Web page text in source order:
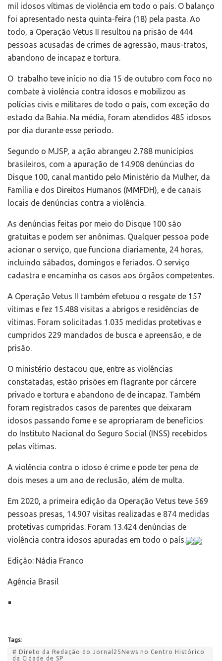
mil idosos vítimas de violência em todo o país. O balanço
foi apresentado nesta quinta-feira (18) pela pasta. Ao
todo, a Operação Vetus II resultou na prisão de 444
pessoas acusadas de crimes de agressão, maus-tratos,
abandono de incapaz e tortura.
O trabalho teve início no dia 15 de outubro com foco no
combate à violência contra idosos e mobilizou as
polícias civis e militares de todo o país, com exceção do
estado da Bahia. Na média, foram atendidos 485 idosos
por dia durante esse período.
Segundo o MJSP, a ação abrangeu 2.788 municípios
brasileiros, com a apuração de 14.908 denúncias do
Disque 100, canal mantido pelo Ministério da Mulher, da
Família e dos Direitos Humanos (MMFDH), e de canais
locais de denúncias contra a violência.
As denúncias feitas por meio do Disque 100 são
gratuitas e podem ser anônimas. Qualquer pessoa pode
acionar o serviço, que funciona diariamente, 24 horas,
incluindo sábados, domingos e feriados. O serviço
cadastra e encaminha os casos aos órgãos competentes.
A Operação Vetus II também efetuou o resgate de 157
vítimas e fez 15.488 visitas a abrigos e residências de
vítimas. Foram solicitadas 1.035 medidas protetivas e
cumpridos 229 mandados de busca e apreensão, e de
prisão.
O ministério destacou que, entre as violências
constatadas, estão prisões em flagrante por cárcere
privado e tortura e abandono de de incapaz. Também
foram registrados casos de parentes que deixaram
idosos passando fome e se apropriaram de benefícios
do Instituto Nacional do Seguro Social (INSS) recebidos
pelas vítimas.
A violência contra o idoso é crime e pode ter pena de
dois meses a um ano de reclusão, além de multa.
Em 2020, a primeira edição da Operação Vetus teve 569
pessoas presas, 14.907 visitas realizadas e 874 medidas
protetivas cumpridas. Foram 13.424 denúncias de
violência contra idosos apuradas em todo o país.
Edição: Nádia Franco
Agência Brasil
Tags:
# Direto da Redação do Jornal25News no Centro Histórico
da Cidade de SP